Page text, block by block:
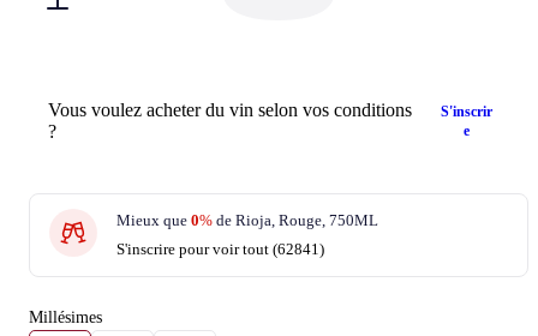
Vous voulez acheter du vin selon vos conditions
?
S'inscrir
e
Mieux que 0% de Rioja, Rouge, 750ML
S'inscrire pour voir tout (62841)
Millésimes